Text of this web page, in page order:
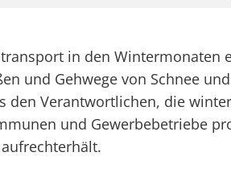
in den
und Gehwege von Schnee
den Verantwortlichen, die
und Gewerbebetriebe